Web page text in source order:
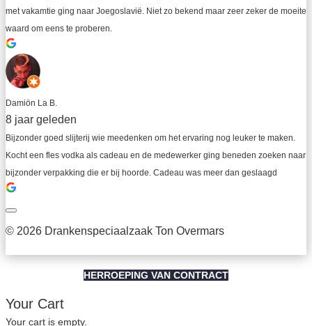
met vakamtie ging naar Joegoslavië. Niet zo bekend maar zeer zeker de moeite
waard om eens te proberen.
Damiön La B.
8 jaar geleden
Bijzonder goed slijterij wie meedenken om het ervaring nog leuker te maken.
Kocht een fles vodka als cadeau en de medewerker ging beneden zoeken naar
bijzonder verpakking die er bij hoorde. Cadeau was meer dan geslaagd
© 2026 Drankenspeciaalzaak Ton Overmars
HERROEPING VAN CONTRACT
Your Cart
Your cart is empty.